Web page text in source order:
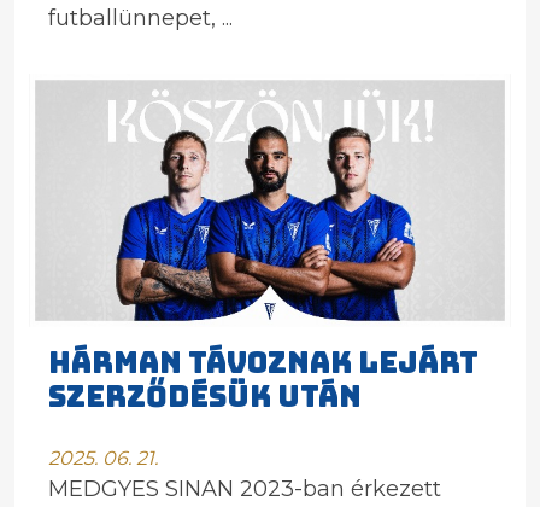
futballünnepet, ...
HÁRMAN TÁVOZNAK LEJÁRT
SZERZŐDÉSÜK UTÁN
2025. 06. 21.
MEDGYES SINAN 2023-ban érkezett